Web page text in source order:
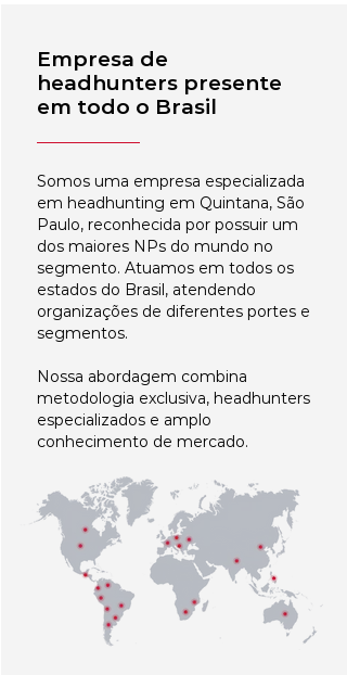
Empresa de
headhunters presente
em todo o Brasil
Somos uma empresa especializada
em headhunting em Quintana, São
Paulo, reconhecida por possuir um
dos maiores NPs do mundo no
segmento. Atuamos em todos os
estados do Brasil, atendendo
organizações de diferentes portes e
segmentos.
Nossa abordagem combina
metodologia exclusiva, headhunters
especializados e amplo
conhecimento de mercado.